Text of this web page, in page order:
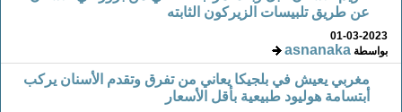
عن طريق تلبيسات الزيركون الثابته
01-03-2023
بواسطةasnanaka
مغربي يعيش في بلجيكا يعاني من تفرق وتقدم الأسنان يركب
أبتسامة هوليود طبيعية بأقل الأسعار